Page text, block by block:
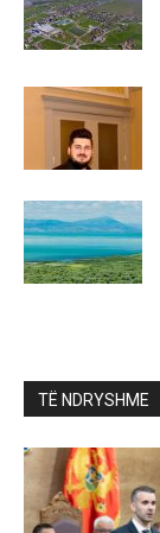
TË NDRYSHME